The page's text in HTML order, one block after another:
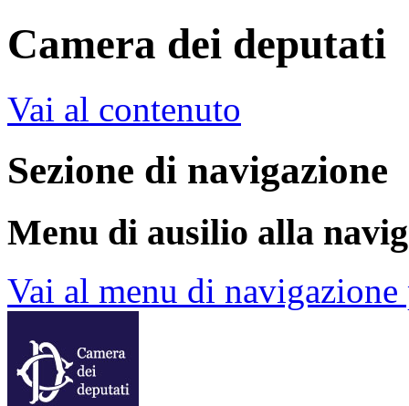
Camera dei deputati
Vai al contenuto
Sezione di navigazione
Menu di ausilio alla
Vai al menu di